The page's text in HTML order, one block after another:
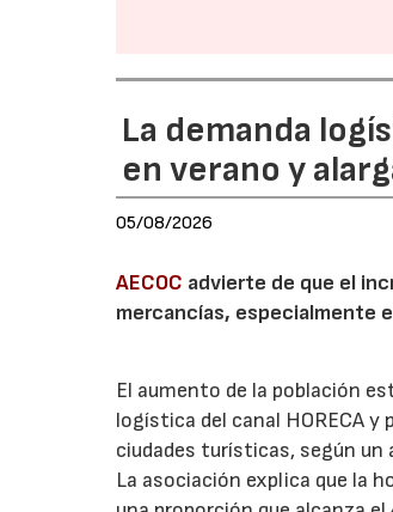
La demanda
en verano y
05/08/2026
AECOC advierte de que el
mercancías, especialmente
El aumento de la población
logística del canal HORECA
ciudades turísticas, según un
La asociación explica que la